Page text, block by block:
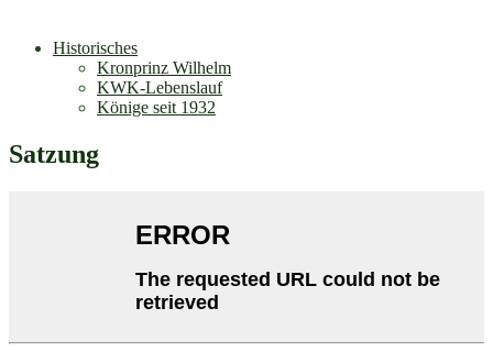
Historisches
Kronprinz Wilhelm
KWK-Lebenslauf
Könige seit 1932
Satzung